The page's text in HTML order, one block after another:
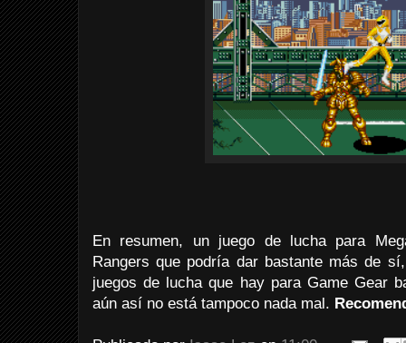
En resumen, un juego de lucha para
Rangers que podría dar bastante más de
juegos de lucha que hay para Game Gear
aún así no está tampoco nada mal.